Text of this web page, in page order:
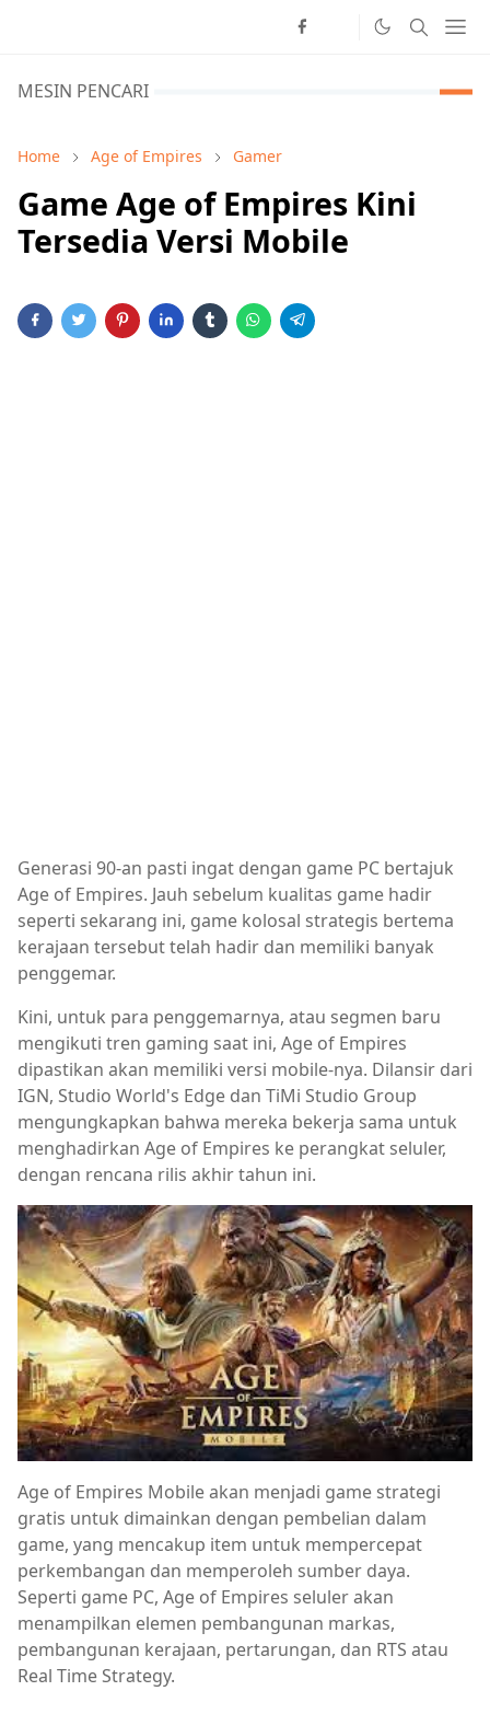
MESIN PENCARI
Home Age of Empires Gamer
Game Age of Empires Kini
Tersedia Versi Mobile
Generasi 90-an pasti ingat dengan game PC bertajuk
Age of Empires. Jauh sebelum kualitas game hadir
seperti sekarang ini, game kolosal strategis bertema
kerajaan tersebut telah hadir dan memiliki banyak
penggemar.
Kini, untuk para penggemarnya, atau segmen baru
mengikuti tren gaming saat ini, Age of Empires
dipastikan akan memiliki versi mobile-nya. Dilansir dari
IGN, Studio World's Edge dan TiMi Studio Group
mengungkapkan bahwa mereka bekerja sama untuk
menghadirkan Age of Empires ke perangkat seluler,
dengan rencana rilis akhir tahun ini.
Age of Empires Mobile akan menjadi game strategi
gratis untuk dimainkan dengan pembelian dalam
game, yang mencakup item untuk mempercepat
perkembangan dan memperoleh sumber daya.
Seperti game PC, Age of Empires seluler akan
menampilkan elemen pembangunan markas,
pembangunan kerajaan, pertarungan, dan RTS atau
Real Time Strategy.